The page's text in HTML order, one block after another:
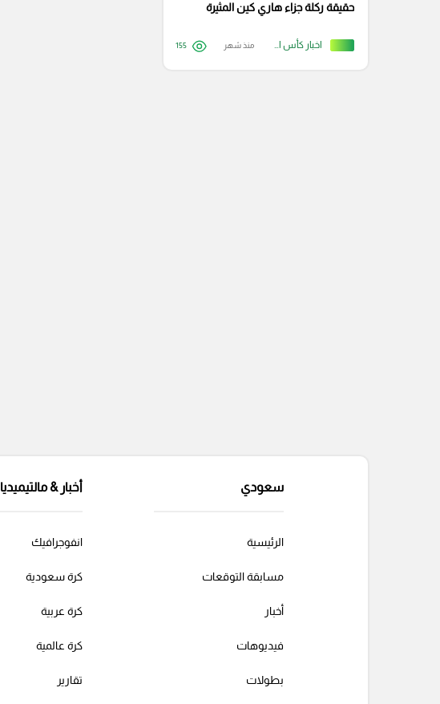
اخبار كأس العالم
حقيقة ركلة جزاء هاري كين المثيرة
منذ شهر 155
سعودي
الرئيسية
مسابقة التوقعات
أخبار
فيديوهات
بطولات
أخبار & مالتيميديا
انفوجرافيك
كرة سعودية
كرة عربية
كرة عالمية
تقارير